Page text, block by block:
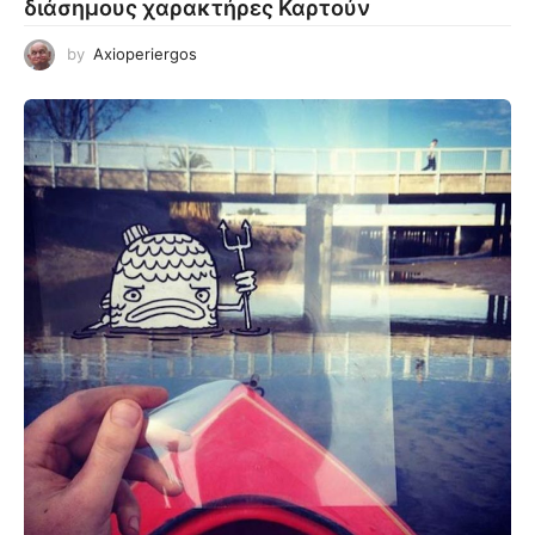
διάσημους χαρακτήρες Καρτούν
by Axioperiergos